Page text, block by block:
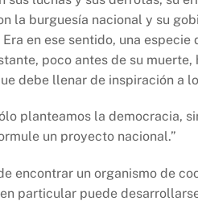
la burguesía nacional y su
en ese sentido, una
poco antes de su
debe llenar de inspiración a
planteamos la democracia,
un proyecto nacional.”
encontrar un organismo de
particular puede